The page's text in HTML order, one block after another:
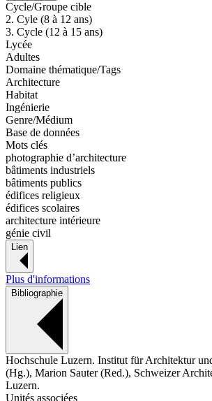
Cycle/Groupe cible
2. Cyle (8 à 12 ans)
3. Cycle (12 à 15 ans)
Lycée
Adultes
Domaine thématique/Tags
Architecture
Habitat
Ingénierie
Genre/Médium
Base de données
Mots clés
photographie d’architecture
bâtiments industriels
bâtiments publics
édifices religieux
édifices scolaires
architecture intérieure
génie civil
Lien
Plus d'informations
Bibliographie
Hochschule Luzern. Institut für Architektur
(Hg.), Marion Sauter (Red.), Schweizer
Luzern.
Unités associées